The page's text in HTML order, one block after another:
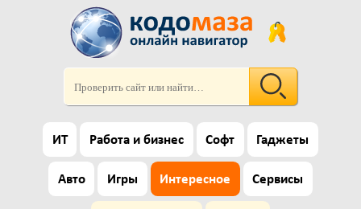
ИТ Работа и бизнес Софт Гаджеты
Авто Игры Интересное Сервисы